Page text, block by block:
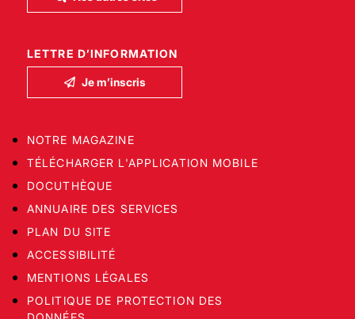
LETTRE D’INFORMATION
Je m’inscris
NOTRE MAGAZINE
TÉLÉCHARGER L'APPLICATION MOBILE
DOCUTHÈQUE
ANNUAIRE DES SERVICES
PLAN DU SITE
ACCESSIBILITÉ
MENTIONS LÉGALES
POLITIQUE DE PROTECTION DES